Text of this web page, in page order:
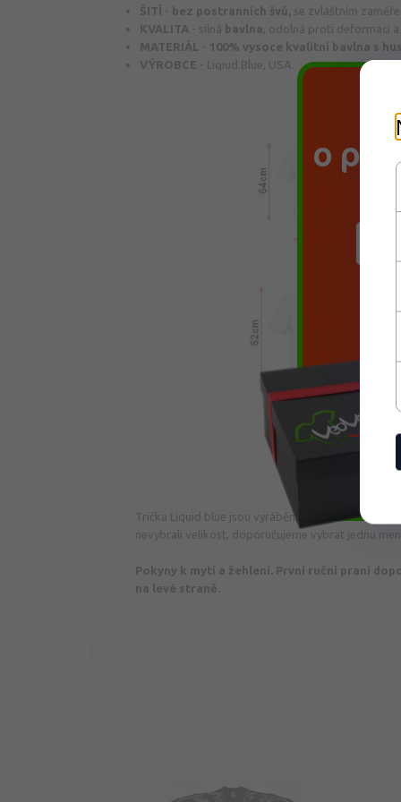
ŠITÍ - bez postranních švů , se zvláštním
KVALITA - silná bavlna, odolná proti deformaci a
MATERIÁL
- 100% vysoce kvalitní bavlna s
VÝROBCE - Liqiud Blue, USA.
Trička Liquid blue jsou vyráběna v americké
nevybrali velikost, doporučujeme vybrat jednu
Pokyny k mytí a žehlení. První ruční praní
na levé straně.
o